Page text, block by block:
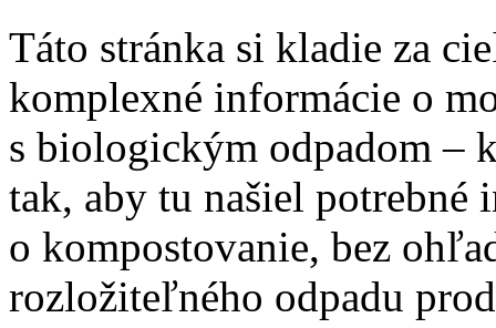
Táto stránka si kladie za
komplexné informácie o
s biologickým odpadom –
tak, aby tu našiel potrebné
o kompostovanie, bez
rozložiteľného odpadu